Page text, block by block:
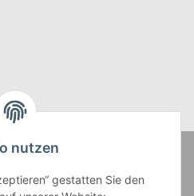
nutzen
gestatten Sie den